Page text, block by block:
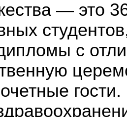
— это
с